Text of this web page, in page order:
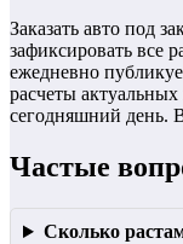
Заказать авто под
зафиксировать все
ежедневно
расчеты
сегодняшний день.
Частые
Сколько